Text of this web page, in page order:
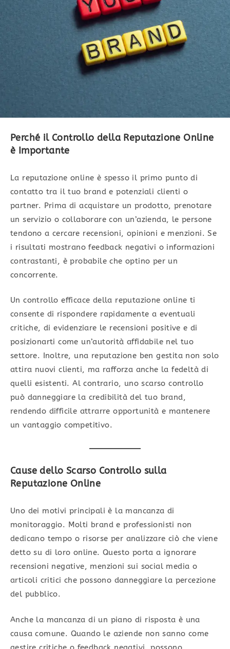
Perché il Controllo della Reputazione Online
è Importante
La reputazione online è spesso il primo punto di
contatto tra il tuo brand e potenziali clienti o
partner. Prima di acquistare un prodotto, prenotare
un servizio o collaborare con un’azienda, le persone
tendono a cercare recensioni, opinioni e menzioni. Se
i risultati mostrano feedback negativi o informazioni
contrastanti, è probabile che optino per un
concorrente.
Un controllo efficace della reputazione online ti
consente di rispondere rapidamente a eventuali
critiche, di evidenziare le recensioni positive e di
posizionarti come un’autorità affidabile nel tuo
settore. Inoltre, una reputazione ben gestita non solo
attira nuovi clienti, ma rafforza anche la fedeltà di
quelli esistenti. Al contrario, uno scarso controllo
può danneggiare la credibilità del tuo brand,
rendendo difficile attrarre opportunità e mantenere
un vantaggio competitivo.
Cause dello Scarso Controllo sulla
Reputazione Online
Uno dei motivi principali è la mancanza di
monitoraggio. Molti brand e professionisti non
dedicano tempo o risorse per analizzare ciò che viene
detto su di loro online. Questo porta a ignorare
recensioni negative, menzioni sui social media o
articoli critici che possono danneggiare la percezione
del pubblico.
Anche la mancanza di un piano di risposta è una
causa comune. Quando le aziende non sanno come